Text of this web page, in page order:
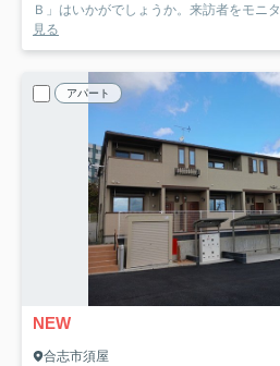
Ｂ」はいかがでしょうか。来訪者をモニ
見る
アパート
NEW
合志市須屋